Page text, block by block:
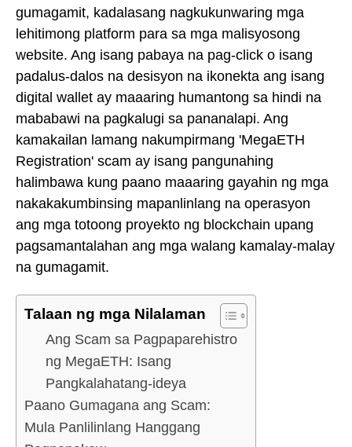
gumagamit, kadalasang nagkukunwaring mga
lehitimong platform para sa mga malisyosong
website. Ang isang pabaya na pag-click o isang
padalus-dalos na desisyon na ikonekta ang isang
digital wallet ay maaaring humantong sa hindi na
mababawi na pagkalugi sa pananalapi. Ang
kamakailan lamang nakumpirmang 'MegaETH
Registration' scam ay isang pangunahing
halimbawa kung paano maaaring gayahin ng mga
nakakakumbinsing mapanlinlang na operasyon
ang mga totoong proyekto ng blockchain upang
pagsamantalahan ang mga walang kamalay-malay
na gumagamit.
Talaan ng mga Nilalaman
Ang Scam sa Pagpaparehistro
ng MegaETH: Isang
Pangkalahatang-ideya
Paano Gumagana ang Scam:
Mula Panlilinlang Hanggang